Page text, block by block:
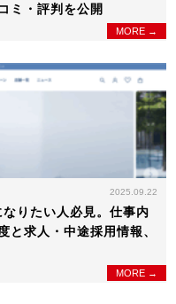
ミ・評判を公開
MORE →
2025.09.22
りたい人必見。仕事内
と求人・中途採用情報、
MORE →